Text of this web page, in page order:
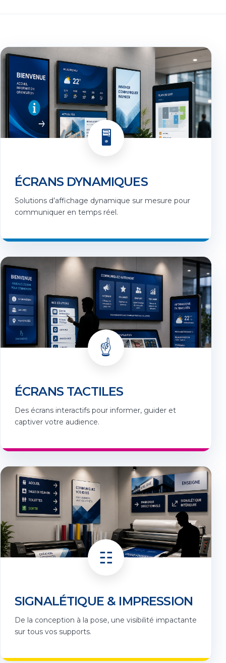
🖥️
ÉCRANS DYNAMIQUES
Solutions d’affichage dynamique sur mesure pour
communiquer en temps réel.
☝️
ÉCRANS TACTILES
Des écrans interactifs pour informer, guider et
captiver votre audience.
☷
SIGNALÉTIQUE & IMPRESSION
De la conception à la pose, une visibilité impactante
sur tous vos supports.